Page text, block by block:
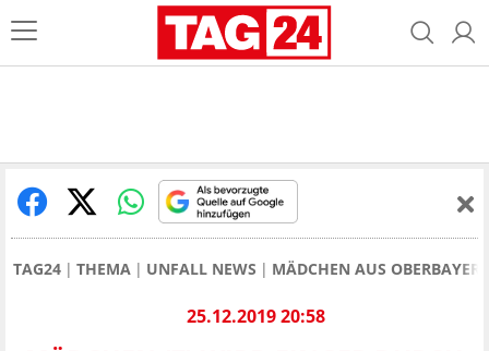
TAG24 THEMA UNFALL NEWS MÄDCHEN AUS
25.12.2019 20:58